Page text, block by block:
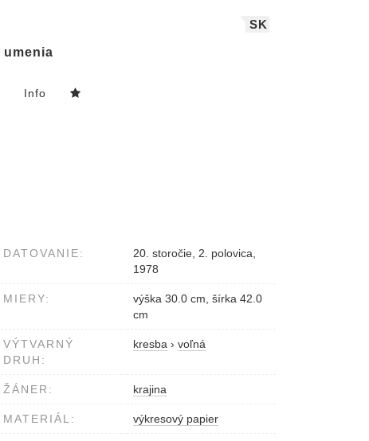
SK
umenia
Info
DATOVANIE:
20. storočie, 2. polovica,
1978
MIERY:
výška 30.0 cm, šírka 42.0
cm
VÝTVARNÝ
DRUH:
kresba › voľná
ŽÁNER: krajina
MATERIÁL: výkresový papier